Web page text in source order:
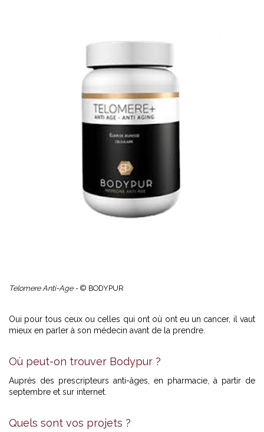
Telomere Anti-Age - © BODYPUR
Oui pour tous ceux ou celles qui ont où ont eu un cancer, il vaut
mieux en parler à son médecin avant de la prendre.
Où peut-on trouver Bodypur ?
Auprès des prescripteurs anti-âges, en pharmacie, à partir de
septembre et sur internet.
Quels sont vos projets ?